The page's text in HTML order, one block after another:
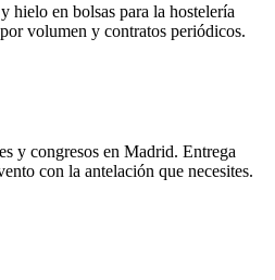
hielo en bolsas para la hostelería
volumen y contratos periódicos.
y congresos en Madrid. Entrega
con la antelación que necesites.